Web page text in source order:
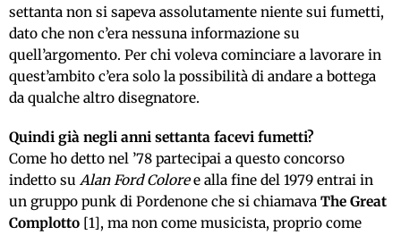
settanta non si sapeva assolutamente niente sui fumetti,
dato che non c’era nessuna informazione su
quell’argomento. Per chi voleva cominciare a lavorare in
quest’ambito c’era solo la possibilità di andare a bottega
da qualche altro disegnatore.
Quindi già negli anni settanta facevi fumetti?
Come ho detto nel ’78 partecipai a questo concorso
indetto su Alan Ford Coloree alla fine del 1979 entrai in
un gruppo punk di Pordenone che si chiamava The Great
Complotto [1], ma non come musicista, proprio come